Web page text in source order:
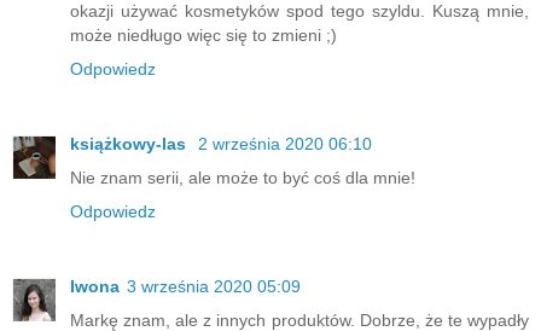
okazji używać kosmetyków spod tego szyldu. Kuszą mnie,
może niedługo więc się to zmieni ;)
Odpowiedz
książkowy-las
2 września 2020 06:10
Nie znam serii, ale może to być coś dla mnie!
Odpowiedz
Iwona 3 września 2020 05:09
Markę znam, ale z innych produktów. Dobrze, że te wypadły